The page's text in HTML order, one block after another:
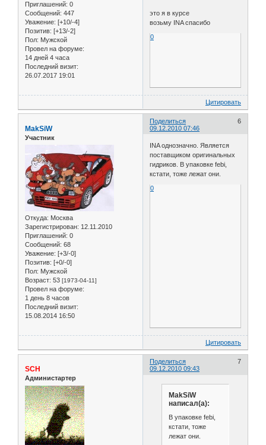
Приглашений: 0
Сообщений: 447
Уважение: [+10/-4]
Позитив: [+13/-2]
Пол: Мужской
Провел на форуме:
14 дней 4 часа
Последний визит:
26.07.2017 19:01
это я в курсе
возьму INA спасибо
0
Цитировать
Поделиться
6
09.12.2010 07:46
MakSiW
Участник
Откуда: Москва
Зарегистрирован: 12.11.2010
Приглашений: 0
Сообщений: 68
Уважение: [+3/-0]
Позитив: [+0/-0]
Пол: Мужской
Возраст: 53 [1973-04-11]
Провел на форуме:
1 день 8 часов
Последний визит:
15.08.2014 16:50
INA однозначно. Является
поставщиком оригинальных
гидриков. В упаковке febi,
кстати, тоже лежат они.
0
Цитировать
Поделиться
7
09.12.2010 09:43
SCH
Администартер
MakSiW
написал(а):
В упаковке febi,
кстати, тоже
лежат они.